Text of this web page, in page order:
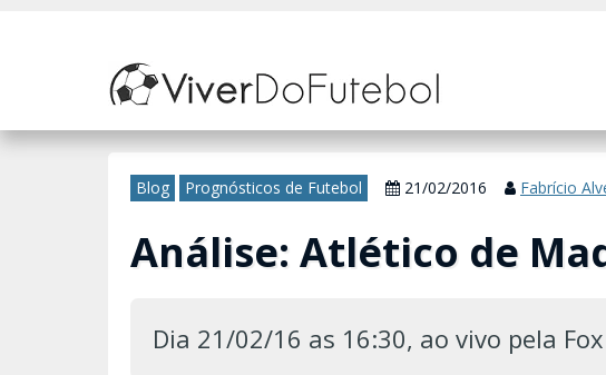
Blog Prognósticos de Futebol 21/02/2016 Fabrício
Análise: Atlético de
Dia 21/02/16 as 16:30, ao vivo pela